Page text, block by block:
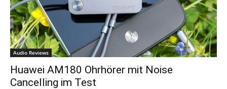
Audio Reviews
Huawei AM180 Ohrhörer mit Noise
Cancelling im Test